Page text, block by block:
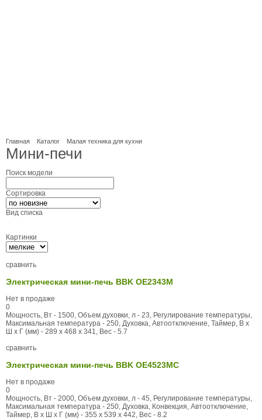
Главная Каталог Малая техника для кухни
Мини-печи
Поиск модели
Сортировка
Вид списка
Картинки
сравнить
Электрическая мини-печь BBK OE2343M
Нет в продаже
0
Мощность, Вт - 1500, Объем духовки, л - 23, Регулирование температуры,
Максимальная температура - 250, Духовка, Автоотключение, Таймер, В x
Ш x Г (мм) - 289 x 468 x 341, Вес - 5.7
сравнить
Электрическая мини-печь BBK OE4523MC
Нет в продаже
0
Мощность, Вт - 2000, Объем духовки, л - 45, Регулирование температуры,
Максимальная температура - 250, Духовка, Конвекция, Автоотключение,
Таймер, В x Ш x Г (мм) - 355 x 539 x 442, Вес - 8.2